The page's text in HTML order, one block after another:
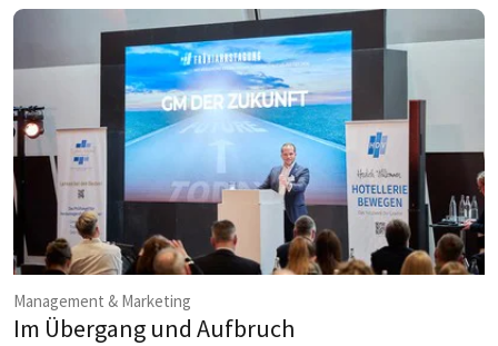
Management & Marketing
Im Übergang und Aufbruch